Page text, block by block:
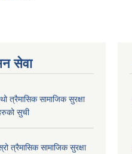
सेवा
सामाजिक सुरक्षा
सुची
त्रैमासिक सामाजिक सुरक्षा